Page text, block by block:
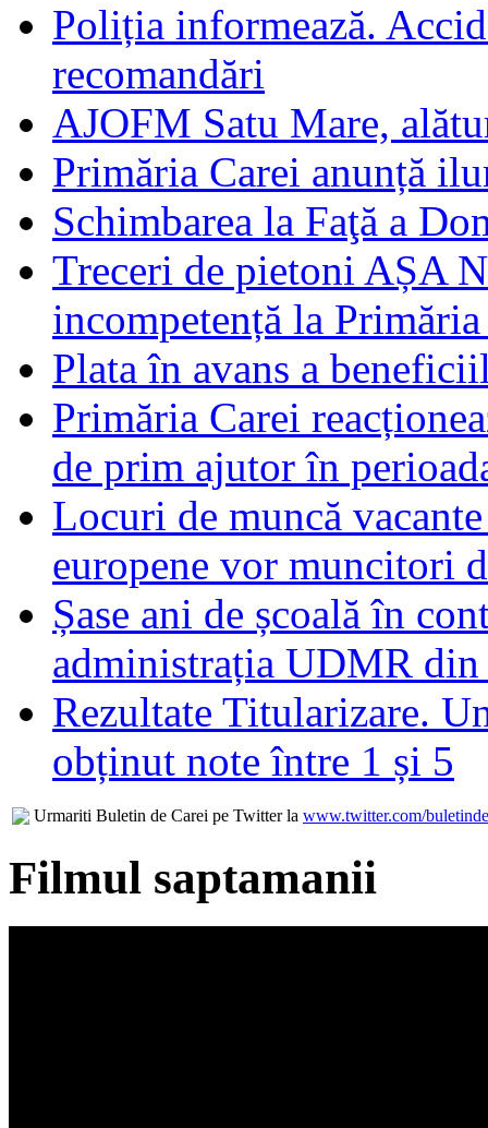
Poliția informează.
recomandări
AJOFM Satu Mare,
Primăria Carei anunță
Schimbarea la Faţă a
Treceri de pietoni AȘA
incompetență la
Plata în avans a
Primăria Carei
de prim ajutor în
Locuri de muncă
europene vor muncitori
Șase ani de școală în
administrația UDMR din
Rezultate Titularizare.
obținut note între 1 și 5
Urmariti Buletin de Carei pe Twitter la www.twitter.com/
Filmul saptamanii